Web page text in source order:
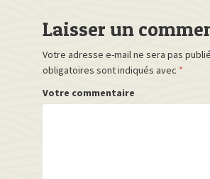
Laisser un
Votre adresse e-mail ne sera pas
obligatoires sont indiqués avec *
Votre commentaire